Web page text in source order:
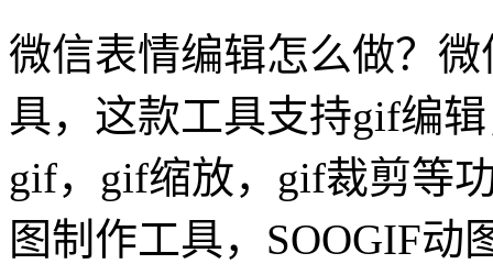
微信表情编辑怎么做？
具，这款工具支持gif编
gif，gif缩放，gif裁剪等
图制作工具，SOOGIF